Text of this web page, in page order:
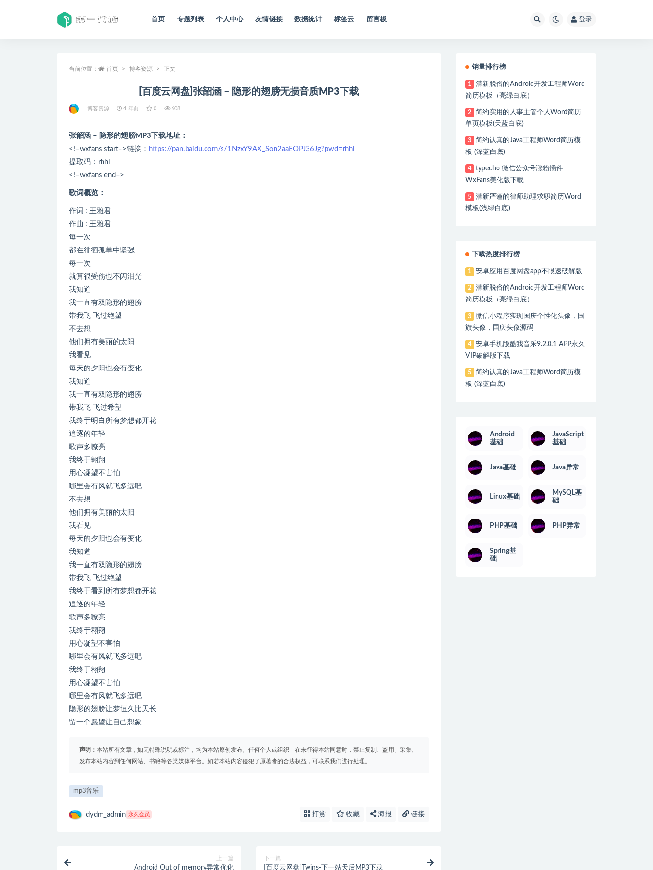
首页 专题列表 个人中心 友情链接 数据统计 标签云 留言板 登录
当前位置： 首页 博客资源 正文
[百度云网盘]张韶涵 – 隐形的翅膀无损音质MP3下载
博客资源 4 年前 0 608
张韶涵 – 隐形的翅膀MP3下载地址：
<!–wxfans start–>链接： https://pan.baidu.com/s/1NzxY9AX_Son2aaEOPJ36Jg?pwd=rhhl
提取码：rhhl
<!–wxfans end–>
歌词概览：
作词 : 王雅君
作曲 : 王雅君
每一次
都在徘徊孤单中坚强
每一次
就算很受伤也不闪泪光
我知道
我一直有双隐形的翅膀
带我飞 飞过绝望
不去想
他们拥有美丽的太阳
我看见
每天的夕阳也会有变化
我知道
我一直有双隐形的翅膀
带我飞 飞过希望
我终于明白所有梦想都开花
追逐的年轻
歌声多嘹亮
我终于翱翔
用心凝望不害怕
哪里会有风就飞多远吧
不去想
他们拥有美丽的太阳
我看见
每天的夕阳也会有变化
我知道
我一直有双隐形的翅膀
带我飞 飞过绝望
我终于看到所有梦想都开花
追逐的年轻
歌声多嘹亮
我终于翱翔
用心凝望不害怕
哪里会有风就飞多远吧
我终于翱翔
用心凝望不害怕
哪里会有风就飞多远吧
隐形的翅膀让梦恒久比天长
留一个愿望让自己想象
声明： 本站所有文章，如无特殊说明或标注，均为本站原创发布。任何个人或组织，在未征得本站同意时，禁止复制、盗用、采集、
发布本站内容到任何网站、书籍等各类媒体平台。如若本站内容侵犯了原著者的合法权益，可联系我们进行处理。
mp3音乐
dydm_admin 永久会员 打赏 收藏 海报 链接
上一篇
Android Out of memory异常优化
下一篇
[百度云网盘]Twins-下一站天后MP3下载
销量排行榜
1
清新脱俗的Android开发工程师Word
简历模板（亮绿白底）
2
简约实用的人事主管个人Word简历
单页模板(天蓝白底)
3
简约认真的Java工程师Word简历模
板 (深蓝白底)
4
typecho 微信公众号涨粉插件
WxFans美化版下载
5
清新严谨的律师助理求职简历Word
模板(浅绿白底)
下载热度排行榜
1 安卓应用百度网盘app不限速破解版
2
清新脱俗的Android开发工程师Word
简历模板（亮绿白底）
3
微信小程序实现国庆个性化头像，国
旗头像，国庆头像源码
4
安卓手机版酷我音乐9.2.0.1 APP永久
VIP破解版下载
5
简约认真的Java工程师Word简历模
板 (深蓝白底)
Android
基础
JavaScript
基础
Java基础 Java异常
Linux基础
MySQL基
础
PHP基础 PHP异常
Spring基
础